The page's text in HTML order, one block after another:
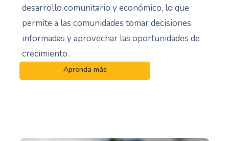
desarrollo comunitario y económico, lo que
permite a las comunidades tomar decisiones
informadas y aprovechar las oportunidades de
crecimiento.
Aprenda más